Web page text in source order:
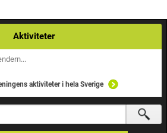
Aktiviteter
aktiviteter i hela Sverige